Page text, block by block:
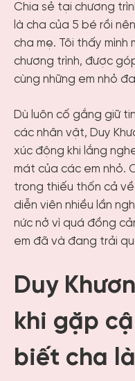
Chia sẻ tại chương
là cha của 5 bé rồi
cha mẹ. Tôi thấy mình
chương trình, được
cùng những em nhỏ
Dù luôn cố gắng giữ
các nhân vật, Duy
xúc động khi lắng
mát của các em nhỏ.
trong thiếu thốn cả
diễn viên nhiều lần
nức nở vì quá đồng
em đã và đang trải
Duy
khi gặp
biết cha